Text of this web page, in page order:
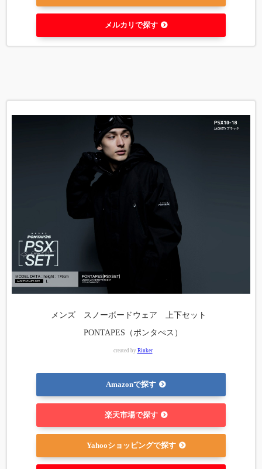
メルカリで探す
メンズ スノーボードウェア 上下セット
PONTAPES（ポンタぺス）
created by Rinker
Amazonで探す
楽天市場で探す
Yahooショッピングで探す